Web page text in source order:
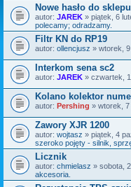
Nowe hasło do
autor: JAREK » piątek, 6
polecamy; odradzamy.
Filtr KN do RP19
autor: ollencjusz » wtorek,
Interkom sena sc2
autor: JAREK » czwartek,
Kolano kolektor
autor: Pershing » wtorek,
Zawory XJR 1200
autor: wojtasz » piątek, 4
szeroko pojęty - silnik,
Licznik
autor: chmielasz » sobota,
akcesoria.